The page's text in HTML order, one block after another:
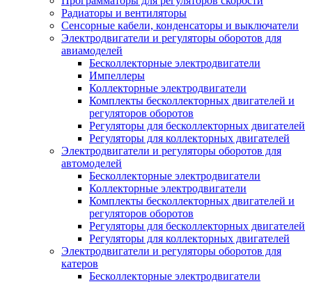
Радиаторы и вентиляторы
Сенсорные кабели, конденсаторы и выключатели
Электродвигатели и регуляторы оборотов для
авиамоделей
Бесколлекторные электродвигатели
Импеллеры
Коллекторные электродвигатели
Комплекты бесколлекторных двигателей и
регуляторов оборотов
Регуляторы для бесколлекторных двигателей
Регуляторы для коллекторных двигателей
Электродвигатели и регуляторы оборотов для
автомоделей
Бесколлекторные электродвигатели
Коллекторные электродвигатели
Комплекты бесколлекторных двигателей и
регуляторов оборотов
Регуляторы для бесколлекторных двигателей
Регуляторы для коллекторных двигателей
Электродвигатели и регуляторы оборотов для
катеров
Бесколлекторные электродвигатели